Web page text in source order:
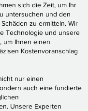
sich die Zeit, um Ihr
untersuchen und den
zu ermitteln. Wir
Technologie und unsere
um Ihnen einen
Kostenvoranschlag
nur einen
auch eine fundierte
Unsere Experten